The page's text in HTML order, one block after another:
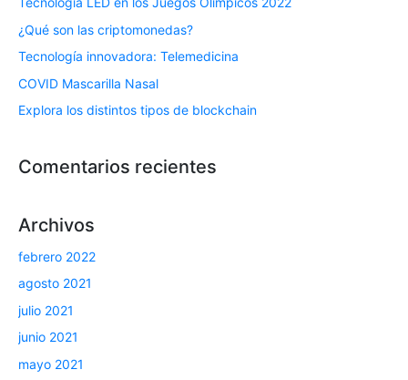
¿Qué son las criptomonedas?
Tecnología innovadora: Telemedicina
COVID Mascarilla Nasal
Explora los distintos tipos de blockchain
Comentarios recientes
Archivos
febrero 2022
agosto 2021
julio 2021
junio 2021
mayo 2021